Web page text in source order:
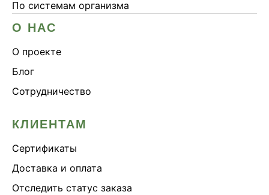
По системам организма
О НАС
О проекте
Блог
Сотрудничество
КЛИЕНТАМ
Сертификаты
Доставка и оплата
Отследить статус заказа